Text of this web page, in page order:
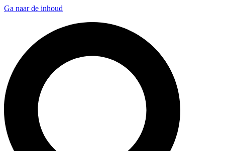
Ga naar de inhoud